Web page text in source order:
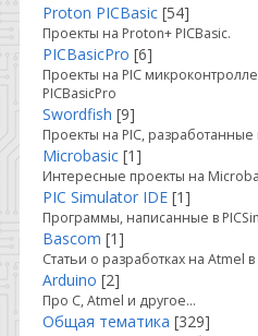
Proton PICBasic [54]
Проекты на Proton+ PICBasic.
PICBasicPro [6]
Проекты на PIC
PICBasicPro
Swordfish [9]
Проекты на PIC,
Microbasic [1]
Интересные проекты на
PIC Simulator IDE [1]
Программы, написанные в
Bascom [1]
Статьи о разработках на Atmel
Arduino [2]
Про C, Atmel и другое...
Общая тематика [329]